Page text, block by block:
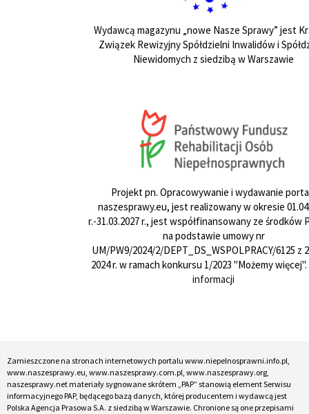
Wydawcą magazynu „nowe Nasze Sprawy” jest
Związek Rewizyjny Spółdzielni Inwalidów i
Niewidomych z siedzibą w Warszawie
Projekt pn. Opracowywanie i wydawanie
naszesprawy.eu, jest realizowany w okresie
r.-31.03.2027 r., jest współfinansowany ze środków
na podstawie umowy nr
UM/PW9/2024/2/DEPT_DS_WSPOLPRACY/6125 z
2024 r. w ramach konkursu 1/2023 "Możemy więcej".
informacji
Zamieszczone na stronach internetowych portalu www.niepelnosprawni.info.pl,
www.naszesprawy.eu, www.naszesprawy.com.pl, www.naszesprawy.org,
naszesprawy.net materiały sygnowane skrótem „PAP” stanowią element Serwisu
informacyjnego PAP, będącego bazą danych, której producentem i wydawcą jest
Polska Agencja Prasowa S.A. z siedzibą w Warszawie. Chronione są one przepisami